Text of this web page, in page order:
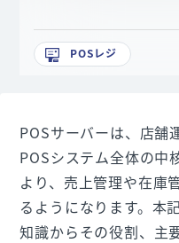
POSレジ
POSサーバーは、店舗
POSシステム全体の中
より、売上管理や在庫
るようになります。本
知識からその役割、主